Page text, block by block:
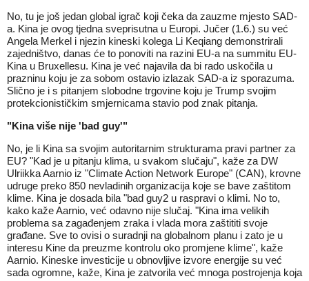
No, tu je još jedan global igrač koji čeka da zauzme mjesto SAD-
a. Kina je ovog tjedna sveprisutna u Europi. Jučer (1.6.) su već
Angela Merkel i njezin kineski kolega Li Keqiang demonstrirali
zajedništvo, danas će to ponoviti na razini EU-a na summitu EU-
Kina u Bruxellesu. Kina je već najavila da bi rado uskočila u
prazninu koju je za sobom ostavio izlazak SAD-a iz sporazuma.
Slično je i s pitanjem slobodne trgovine koju je Trump svojim
protekcionističkim smjernicama stavio pod znak pitanja.
"Kina više nije 'bad guy'"
No, je li Kina sa svojim autoritarnim strukturama pravi partner za
EU? "Kad je u pitanju klima, u svakom slučaju", kaže za DW
Ulriikka Aarnio iz "Climate Action Network Europe" (CAN), krovne
udruge preko 850 nevladinih organizacija koje se bave zaštitom
klime. Kina je dosada bila "bad guy2 u raspravi o klimi. No to,
kako kaže Aarnio, već odavno nije slučaj. "Kina ima velikih
problema sa zagađenjem zraka i vlada mora zaštititi svoje
građane. Sve to ovisi o suradnji na globalnom planu i zato je u
interesu Kine da preuzme kontrolu oko promjene klime", kaže
Aarnio. Kineske investicije u obnovljive izvore energije su već
sada ogromne, kaže, Kina je zatvorila već mnoga postrojenja koja